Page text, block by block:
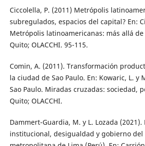
Ciccolella, P. (2011) Metrópolis
subregulados, espacios del capital? En:
Metrópolis latinoamericanas: más allá
Quito; OLACCHI. 95-115.
Comin, A. (2011). Transformación
la ciudad de Sao Paulo. En: Kowaric, L. y
Sao Paulo. Miradas cruzadas: sociedad,
Quito; OLACCHI.
Dammert-Guardia, M. y L. Lozada
institucional, desigualdad y gobierno del